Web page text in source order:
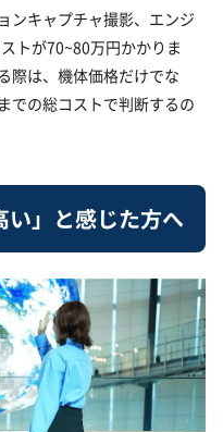
ンキャプチャ撮影、エンジ
トが70~80万円かかりま
際は、機体価格だけでな
での総コストで判断するの
い」と感じた方へ